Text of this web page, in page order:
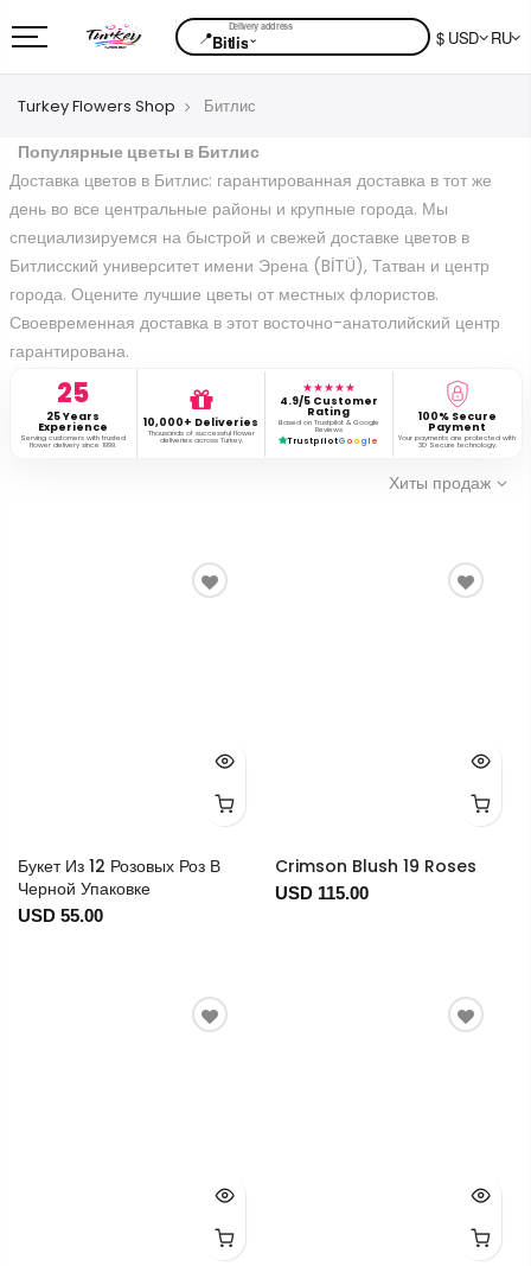
📍Bitlis⌄ $ USD RU
Turkey Flowers Shop Битлис
Популярные цветы в Битлис
Доставка цветов в Битлис: гарантированная доставка в тот же
день во все центральные районы и крупные города. Мы
специализируемся на быстрой и свежей доставке цветов в
Битлисский университет имени Эрена (BİTÜ), Татван и центр
города. Оцените лучшие цветы от местных флористов.
Своевременная доставка в этот восточно-анатолийский центр
гарантирована.
25
25 Years
Experience
Serving customers with trusted
flower delivery since 1999.
10,000+ Deliveries
Thousands of successful flower
deliveries across Turkey.
★★★★★
4.9/5 Customer
Rating
Based on Trustpilot & Google
Reviews
TrustpilotG o o g l e
100% Secure
Payment
Your payments are protected with
3D Secure technology.
Хиты продаж
Букет Из 12 Розовых Роз В
Черной Упаковке
USD 55.00
Crimson Blush 19 Roses
USD 115.00